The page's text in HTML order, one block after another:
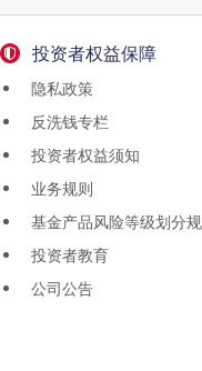
投资者权益保障
隐私政策
反洗钱专栏
投资者权益须知
业务规则
基金产品风险等级划分
投资者教育
公司公告